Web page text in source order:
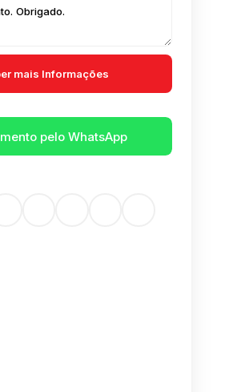
pelo WhatsApp